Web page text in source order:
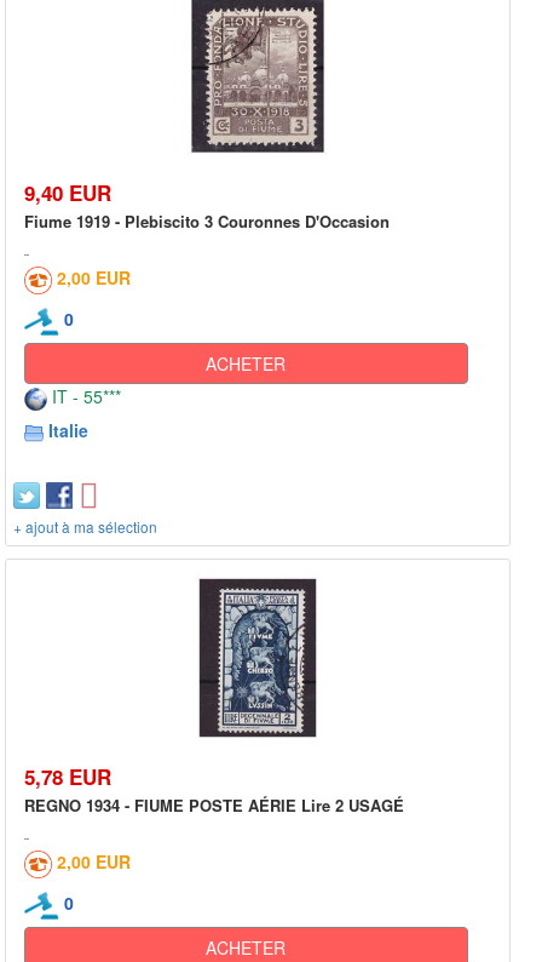
9,40 EUR
Fiume 1919 - Plebiscito 3 Couronnes D'Occasion
2,00 EUR
0
ACHETER
IT - 55***
Italie
+ ajout à ma sélection
5,78 EUR
REGNO 1934 - FIUME POSTE AÉRIE Lire 2 USAGÉ
2,00 EUR
0
ACHETER